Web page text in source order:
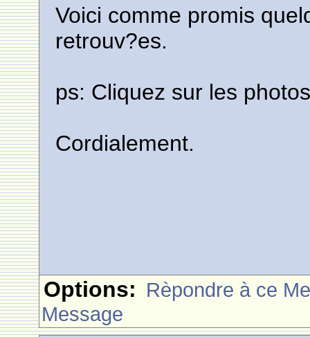
Voici comme promis
retrouv?es.
ps: Cliquez sur les
Cordialement.
Options: Rèpondre à ce
Message